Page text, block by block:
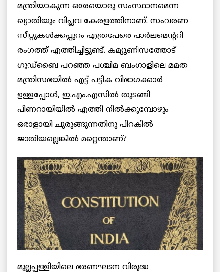
മന്ത്രിയാകുന്ന ഒരേയൊരു സംസ്ഥാനമെന്ന
ഖ്യാതിയും വിപ്ലവ കേരളത്തിനാണ്. സംവരണ
സീറ്റുകള്‍ക്കപ്പുറം എത്രപേരെ പാര്‍ലമെന്‍ററി
രംഗത്ത് എത്തിച്ചിട്ടുണ്ട്. കമ്യൂണിസത്തോട്
ഗുഡ്ബൈ പറഞ്ഞ പശ്ചിമ ബംഗാളിലെ മമത
മന്ത്രിസഭയില്‍ എട്ട് പട്ടിക വിഭാഗക്കാര്‍
ഉള്ളപ്പോള്‍, ഇ.എം.എസില്‍ തുടങ്ങി
പിണറായിയില്‍ എത്തി നില്‍ക്കുമ്പോഴും
ഒരാളായി ചുരുങ്ങുന്നതിനു പിറകില്‍
ജാതിയല്ലെങ്കില്‍ മറ്റെന്താണ്?
മുല്ലപ്പള്ളിയിലെ ഭരണഘടന വിരുദ്ധ